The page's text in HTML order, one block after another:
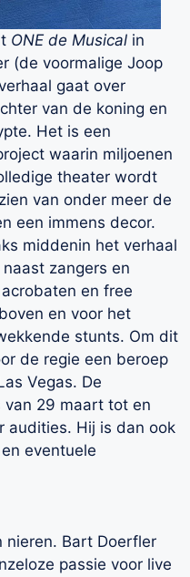
ONE de Musical in
(de voormalige Joop
gaat over
van de koning en
Het is een
waarin miljoenen
theater wordt
van onder meer de
een immens decor.
middenin het verhaal
zangers en
en free
en voor het
stunts. Om dit
de regie een beroep
Vegas. De
van 29 maart tot en
audities. Hij is dan ook
eventuele
nieren. Bart Doerfler
passie voor live